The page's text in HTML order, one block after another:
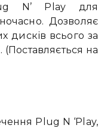
N’ Play для
Дозволяє
дисків всього за
(Поставляється на
Plug N ‘Play,